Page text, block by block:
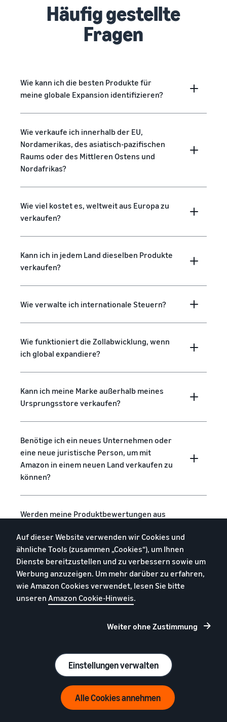
Häufig gestellte
Fragen
Wie kann ich die besten Produkte für
meine globale Expansion identifizieren?
Wie verkaufe ich innerhalb der EU,
Nordamerikas, des asiatisch-pazifischen
Raums oder des Mittleren Ostens und
Nordafrikas?
Wie viel kostet es, weltweit aus Europa zu
verkaufen?
Kann ich in jedem Land dieselben Produkte
verkaufen?
Wie verwalte ich internationale Steuern?
Wie funktioniert die Zollabwicklung, wenn
ich global expandiere?
Kann ich meine Marke außerhalb meines
Ursprungsstore verkaufen?
Benötige ich ein neues Unternehmen oder
eine neue juristische Person, um mit
Amazon in einem neuen Land verkaufen zu
können?
Werden meine Produktbewertungen aus
Stores übertragen?
Machen Sie
Auf dieser Website verwenden wir Cookies und
ähnliche Tools (zusammen „Cookies“), um Ihnen
Dienste bereitzustellen und zu verbessern sowie um
Werbung anzuzeigen. Um mehr darüber zu erfahren,
wie Amazon Cookies verwendet, lesen Sie bitte
unseren Amazon Cookie-Hinweis.
Weiter ohne Zustimmung
Einstellungen verwalten
Alle Cookies annehmen